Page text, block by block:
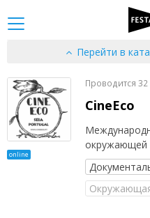
Перейти в
online
Проводится 32
CineEco
окружающей